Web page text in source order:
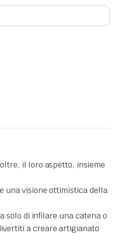
il loro aspetto, insieme
una visione ottimistica della
solo di infilare una catena o
a creare artigianato